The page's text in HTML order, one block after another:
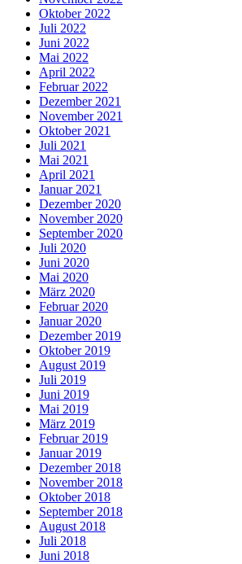
Oktober 2022
Juli 2022
Juni 2022
Mai 2022
April 2022
Februar 2022
Dezember 2021
November 2021
Oktober 2021
Juli 2021
Mai 2021
April 2021
Januar 2021
Dezember 2020
November 2020
September 2020
Juli 2020
Juni 2020
Mai 2020
März 2020
Februar 2020
Januar 2020
Dezember 2019
Oktober 2019
August 2019
Juli 2019
Juni 2019
Mai 2019
März 2019
Februar 2019
Januar 2019
Dezember 2018
November 2018
Oktober 2018
September 2018
August 2018
Juli 2018
Juni 2018